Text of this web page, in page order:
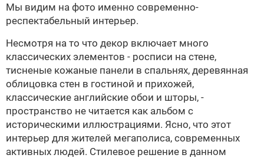
Мы видим на фото именно современно-
респектабельный интерьер.
Несмотря на то что декор включает много
классических элементов - росписи на стене,
тисненые кожаные панели в спальнях, деревянная
облицовка стен в гостиной и прихожей,
классические английские обои и шторы, -
пространство не читается как альбом с
историческими иллюстрациями. Ясно, что этот
интерьер для жителей мегаполиса, современных
активных людей. Стилевое решение в данном